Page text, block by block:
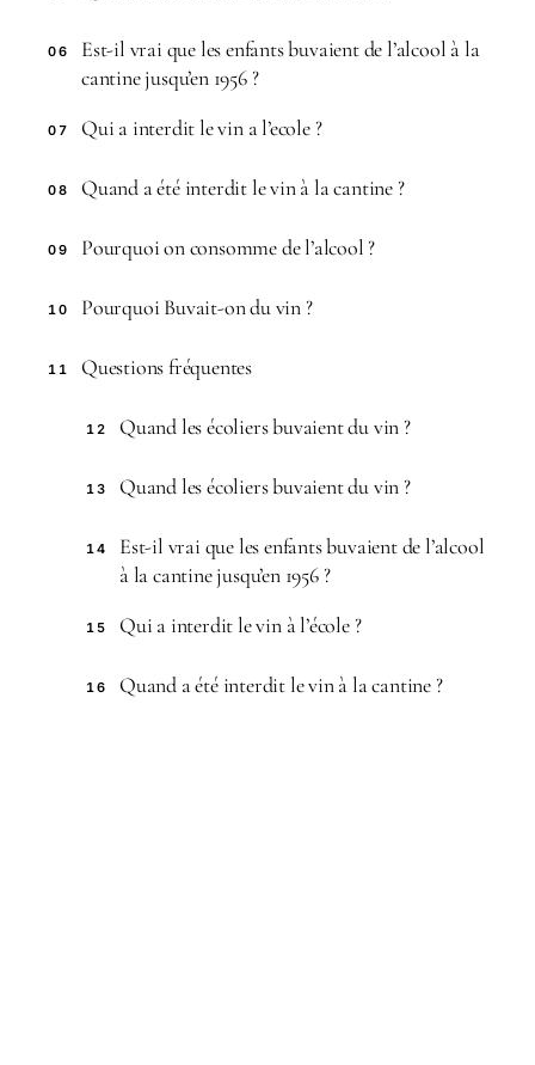
06
Est-il vrai que les enfants buvaient de l’alcool à la
cantine jusqu’en 1956 ?
07 Qui a interdit le vin a l’ecole ?
08 Quand a été interdit le vin à la cantine ?
09 Pourquoi on consomme de l’alcool ?
10 Pourquoi Buvait-on du vin ?
11 Questions fréquentes
12 Quand les écoliers buvaient du vin ?
13 Quand les écoliers buvaient du vin ?
14
Est-il vrai que les enfants buvaient de l’alcool
à la cantine jusqu’en 1956 ?
15 Qui a interdit le vin à l’école ?
16 Quand a été interdit le vin à la cantine ?